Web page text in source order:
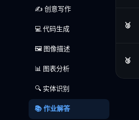
✍️ 创意写作
💻 代码生成
🖼️ 图像描述
📊 图表分析
🔍 实体识别
📚 作业解答
🥈
🥉